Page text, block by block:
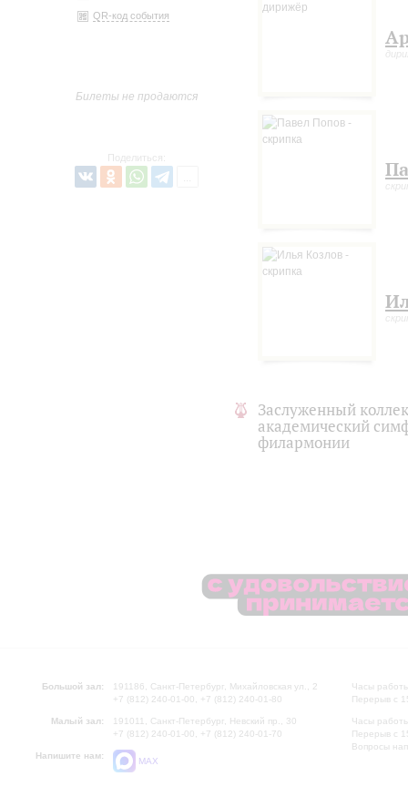
QR-код события
Билеты не продаются
Поделиться:
Заслуженный
академический
филармонии
Большой зал:
191186, Санкт-Петербург, Михайловская ул., 2
+7 (812) 240-01-00, +7 (812) 240-01-80
Малый зал:
191011, Санкт-Петербург, Невский пр., 30
+7 (812) 240-01-00, +7 (812) 240-01-70
Напишите нам:
MAX
Часы
Перерыв с
Часы
Перерыв с
Вопросы